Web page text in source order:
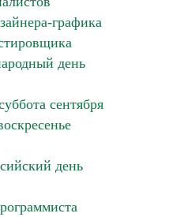
графика
день
сентября
день